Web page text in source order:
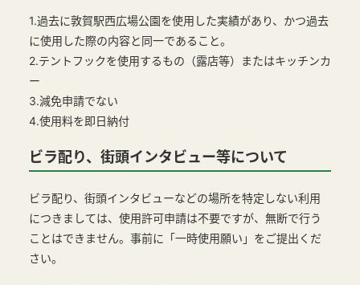
1.過去に敦賀駅西広場公園を使用した実績があり、かつ過去
に使用した際の内容と同一であること。
2.テントフックを使用するもの（露店等）またはキッチンカ
ー
3.減免申請でない
4.使用料を即日納付
ビラ配り、街頭インタビュー等について
ビラ配り、街頭インタビューなどの場所を特定しない利用
につきましては、使用許可申請は不要ですが、無断で行う
ことはできません。事前に「一時使用願い」をご提出くだ
さい。